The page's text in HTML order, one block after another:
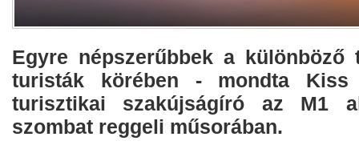
Egyre népszerűbbek a különböző
turisták körében - mondta Kiss
turisztikai szakújságíró az M1
szombat reggeli műsorában.